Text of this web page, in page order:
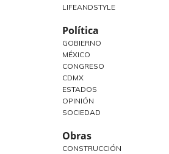
LIFEANDSTYLE
Política
GOBIERNO
MÉXICO
CONGRESO
CDMX
ESTADOS
OPINIÓN
SOCIEDAD
Obras
CONSTRUCCIÓN